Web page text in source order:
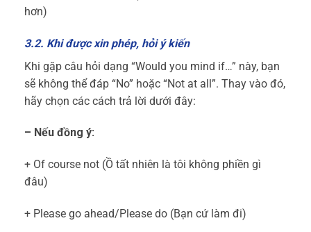
hơn)
3.2. Khi được xin phép, hỏi ý kiến
Khi gặp câu hỏi dạng “Would you mind if…” này, bạn
sẽ không thể đáp “No” hoặc “Not at all”. Thay vào đó,
hãy chọn các cách trả lời dưới đây:
– Nếu đồng ý:
+ Of course not (Ồ tất nhiên là tôi không phiền gì
đâu)
+ Please go ahead/Please do (Bạn cứ làm đi)